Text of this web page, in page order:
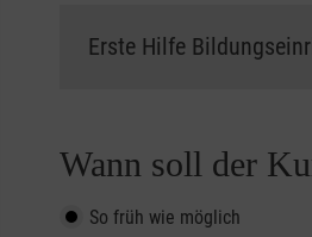
Wann soll der
So früh wie möglich